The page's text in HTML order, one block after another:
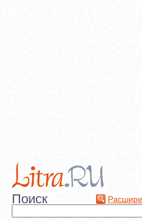
Поиск